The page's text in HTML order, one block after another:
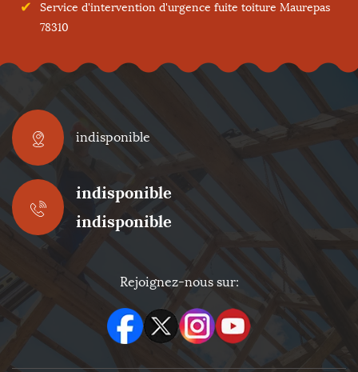
Service d'intervention d'urgence fuite toiture Maurepas
78310
indisponible
indisponible
indisponible
Rejoignez-nous sur: